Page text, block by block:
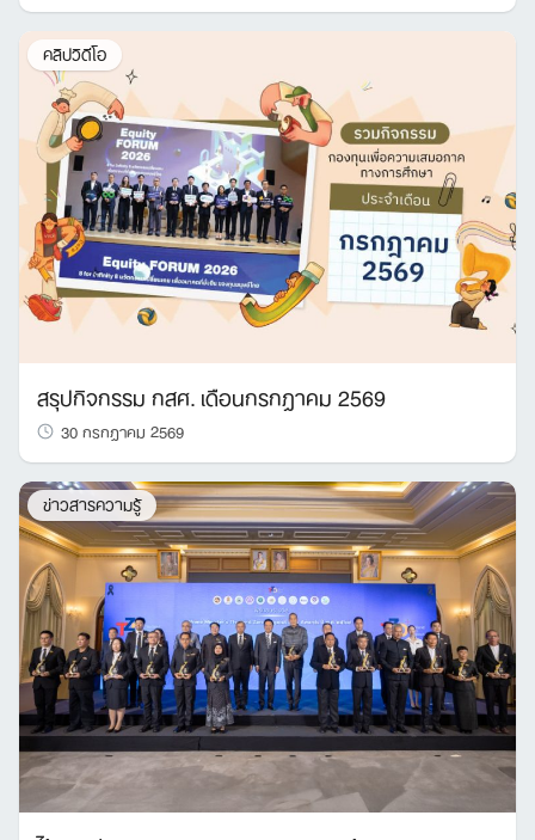
คลิปวิดีโอ
สรุปกิจกรรม กสศ. เดือนกรกฎาคม 2569
30 กรกฎาคม 2569
ข่าวสารความรู้